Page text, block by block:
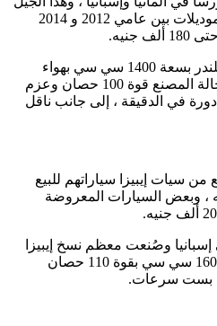
موجود في السوق المستعملة بموديلات بين عامي 2012 و 2014
حصلت كورسا على محرك 4 سلندر بسعة 1400 سي سي بهواء
يتنفس بشكل طبيعي يولد في حالة المصنع قوة 100 حصان وعزم
دوران 130 نيوتن متر عند 4000 دورة في الدقيقة ، إلى جانب ناقل
سيات إيبيزا سياراتهم للبيع
بين 120 ألف جنيه ، وبعض السيارات المعروضة
وصُنعت معظم نسخ إيبيزا
محليًا بهيكل هاتشباك ومحرك 1600 سي سي بقوة 110 حصان
بست سرعات.